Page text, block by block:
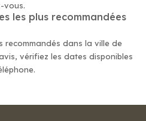
vous.
les plus recommandées
recommandés dans la ville de
vérifiez les dates disponibles